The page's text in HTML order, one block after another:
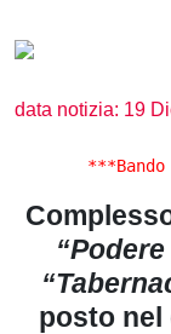
data notizia: 19
posto nel